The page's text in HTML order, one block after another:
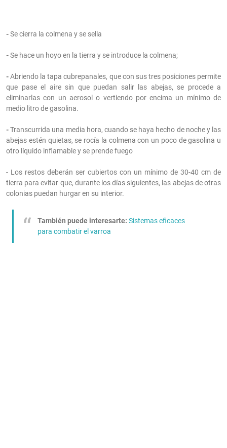
-Se cierra la colmena y se sella
-Se hace un hoyo en la tierra y se introduce la colmena;
-Abriendo la tapa cubrepanales, que con sus tres posiciones permite
que pase el aire sin que puedan salir las abejas, se procede a
eliminarlas con un aerosol o vertiendo por encima un mínimo de
medio litro de gasolina.
-Transcurrida una media hora, cuando se haya hecho de noche y las
abejas estén quietas, se rocía la colmena con un poco de gasolina u
otro líquido inflamable y se prende fuego
- Los restos deberán ser cubiertos con un mínimo de 30-40 cm de
tierra para evitar que, durante los días siguientes, las abejas de otras
colonias puedan hurgar en su interior.
También puede interesarte: Sistemas eficaces
para combatir el varroa